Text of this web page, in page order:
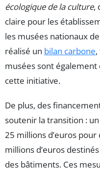
écologique de la culture,
claire pour les
les musées nationaux
réalisé un bilan carbone
musées sont également
cette initiative.
De plus, des
soutenir la transition :
25 millions d’euros
millions d’euros
des bâtiments. Ces